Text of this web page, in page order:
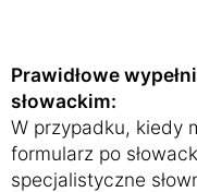
Prawidłowe
słowackim:
W przypadku, kiedy
formularz po
specjalistyczne